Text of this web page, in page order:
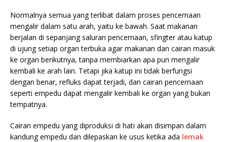
Normalnya semua yang terlibat dalam proses pencernaan
mengalir dalam satu arah, yaitu ke bawah. Saat makanan
berjalan di sepanjang saluran pencernaan, sfingter atau katup
di ujung setiap organ terbuka agar makanan dan cairan masuk
ke organ berikutnya, tanpa membiarkan apa pun mengalir
kembali ke arah lain. Tetapi jika katup ini tidak berfungsi
dengan benar, refluks dapat terjadi, dan cairan pencernaan
seperti empedu dapat mengalir kembali ke organ yang bukan
tempatnya.
Cairan empedu yang diproduksi di hati akan disimpan dalam
kandung empedu dan dilepaskan ke usus ketika ada lemak